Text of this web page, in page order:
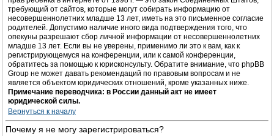
требующий от сайтов, которые могут собирать информацию от
несовершеннолетних младше 13 лет, иметь на это письменное согласие
родителей. Допустимо наличие иного вида подтверждения того, что
опекуны разрешают сбор личной информации от несовершеннолетних
младше 13 лет. Если вы не уверены, применимо ли это к вам, как к
регистрирующемуся на конференции, или к самой конференции,
обратитесь за помощью к юрисконсульту. Обратите внимание, что phpBB
Group не может давать рекомендаций по правовым вопросам и не
является объектом юридических отношений, кроме указанных ниже.
Примечание переводчика: в России данный акт не имеет
юридической силы.
Вернуться к началу
Почему я не могу зарегистрироваться?